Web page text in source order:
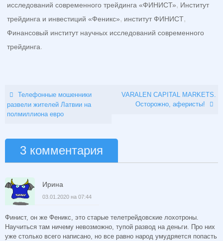
исследований современного трейдинга «ФИНИСТ», Институт
трейдинга и инвестиций «Феникс», институт ФИНИСТ,
Финансовый институт научных исследований современного
трейдинга.
Телефонные мошенники
развели жителей Латвии на
полмиллиона евро
VARALEN CAPITAL MARKETS.
Осторожно, аферисты!
3 комментария
Ирина
03.01.2020 на 07:44
Финист, он же Феникс, это старые телетрейдовские лохотроны.
Научиться там ничему невозможно, тупой развод на деньги. Про них
уже столько всего написано, но все равно народ умудряется попасть